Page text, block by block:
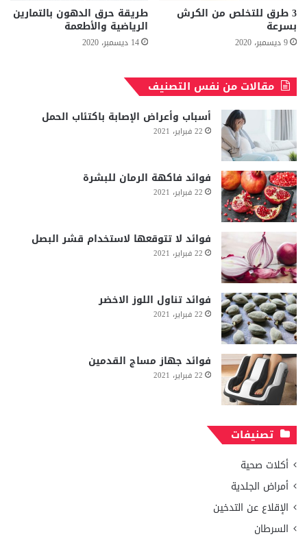
3 طرق للتخلص من الكرش
بسرعة
9 ديسمبر، 2020
طريقة حرق الدهون بالتمارين
الرياضية والأطعمة
14 ديسمبر، 2020
مقالات من نفس التصنيف
أسباب وأعراض الإصابة باكتئاب الحمل
22 فبراير، 2021
فوائد فاكهة الرمان للبشرة
22 فبراير، 2021
فوائد لا تتوقعها لاستخدام قشر البصل
22 فبراير، 2021
فوائد تناول اللوز الاخضر
22 فبراير، 2021
فوائد جهاز مساج القدمين
22 فبراير، 2021
تصنيفات
أكلات صحية
أمراض الجلدية
الإقلاع عن التدخين
السرطان